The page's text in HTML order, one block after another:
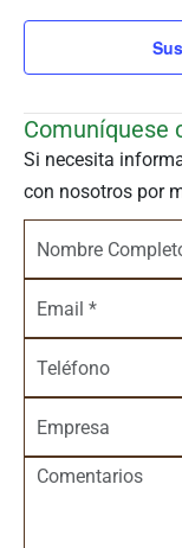
Comuníquese
Si necesita
con nosotros por